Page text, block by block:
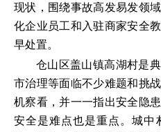
现状，围绕事故高发易发领
化企业员工和入驻商家安全
早处置。
仓山区盖山镇高湖村是
市治理等面临不少难题和挑
机察看，并一一指出安全隐
安全是难点也是重点。城中